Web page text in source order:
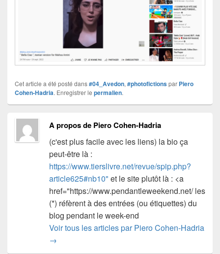
Cet article a été posté dans#04_Avedon, #photofictionspar Piero
Cohen-Hadria. Enregistrer le permalien.
A propos de Piero Cohen-Hadria
(c'est plus facile avec les liens) la bio ça
peut-être là :
https://www.tierslivre.net/revue/spip.php?
article625#nb10" et le site plutôt là : <a
href="https://www.pendantleweekend.net/ les
(*) réfèrent à des entrées (ou étiquettes) du
blog pendant le week-end
Voir tous les articles par Piero Cohen-Hadria
→